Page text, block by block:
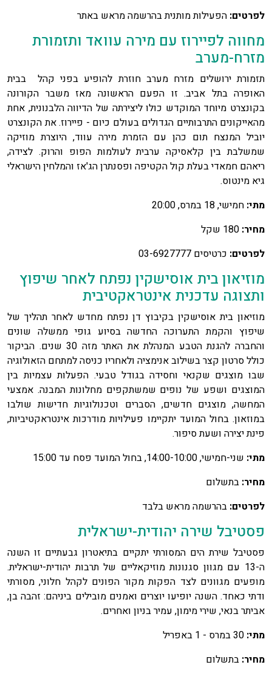
לפרטים: הפעילות מותנית בהרשמה מראש באתר
מחווה לפיירוז עם מירה עוואד ותזמורת
מזרח-מערב
תזמורת ירושלים מזרח מערב חוזרת להופיע בפני קהל בבית
האופרה בתל אביב. זו הפעם הראשונה מאז משבר הקורונה
בקונצרט מיוחד המוקדש כולו ליצירתה של הדיווה הלבנונית, אחת
מהאייקונים התרבותיים הגדולים בעולם כיום - פיירוז. את הקונצרט
יוביל המנצח תום כהן עם הזמרת מירה עווד, היוצרת מוזיקה
שמשלבת בין קלאסיקה ערבית לעולמות הפופ והרוק. לצידה,
ריאהם חמאדי בעלת קול הקטיפה ופסנתרן הג'אז והמלחין הישראלי
גיא מינטוס.
מתי: חמישי, 18 במרס, 20:00
מחיר:
לפרטים: כרטיסים 03-6927777
מוזיאון בית אוסישקין נפתח לאחר שיפוץ
ותצוגה עדכנית אינטראקטיבית
מוזיאון בית אוסישקין בקיבוץ דן נפתח מחדש לאחר תהליך של
שיפוץ והקמת התערוכה החדשה בסיוע גופי ממשלה שונים
והחברה להגנת הטבע המנהלת את האתר מזה 30 שנים. הביקור
כולל סרטון קצר בשילוב אנימציה ולאחריו כניסה למתחם הזאולוגיה
שבו מוצגים שקנאי וחסידה בגודל טבעי. הפעלות עצמיות בין
המוצגים ושפע של נופים שמשתקפים מחלונות המבנה. אמצעי
המחשה, מוצגים חדשים, הסברים וטכנולוגיות חדישות שולבו
במוזאון. בחול המועד יתקיימו פעילויות מודרכות אינטראקטיביות,
פינת יצירה ושעת סיפור.
מתי: שני-חמישי, 14:00-10:00, בחול המועד פסח עד 15:00
מחיר: בתשלום
לפרטים: בהרשמה מראש בלבד
פסטיבל שירה יהודית-ישראלית
פסטיבל שירת הים המסורתי יתקיים בתיאטרון גבעתיים זו השנה
ה-13 עם מגוון סגנונות מוזיקאליים של תרבות יהודית-ישראלית.
מופעים מגוונים לצד הפקות מקור הפונים לקהל חלוני, מסורתי
ודתי כאחד. השנה יופיעו יוצרים ואמנים מובילים ביניהם: זהבה בן,
אביתר בנאי, שירי מימון, עמיר בניון ואחרים.
מתי:
מחיר: בתשלום